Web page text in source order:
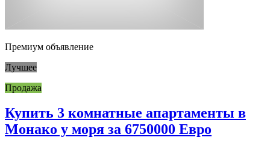
Премиум объявление
Лучшее
Продажа
Купить 3 комнатные апартаменты в
Монако у моря за 6750000 Евро